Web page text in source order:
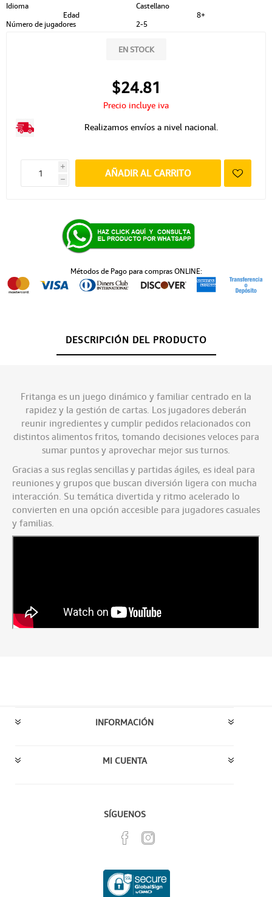
Idioma
Castellano
Edad
8+
Número de jugadores
2-5
EN STOCK
$24.81
Precio incluye iva
Realizamos envíos a nivel nacional.
i
h
AÑADIR AL CARRITO
Métodos de Pago para compras ONLINE:
DESCRIPCIÓN DEL PRODUCTO
Fritanga es un juego dinámico y familiar centrado en la
rapidez y la gestión de cartas. Los jugadores deberán
reunir ingredientes y cumplir pedidos relacionados con
distintos alimentos fritos, tomando decisiones veloces para
sumar puntos y aprovechar mejor sus turnos.
Gracias a sus reglas sencillas y partidas ágiles, es ideal para
reuniones y grupos que buscan diversión ligera con mucha
interacción. Su temática divertida y ritmo acelerado lo
convierten en una opción accesible para jugadores casuales
y familias.
INFORMACIÓN
MI CUENTA
SÍGUENOS